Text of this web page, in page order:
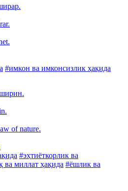
#имкон ва имконсизлик ҳақида
of nature.
#эҳтиёткорлик ва
ва миллат ҳақида #ёшлик ва